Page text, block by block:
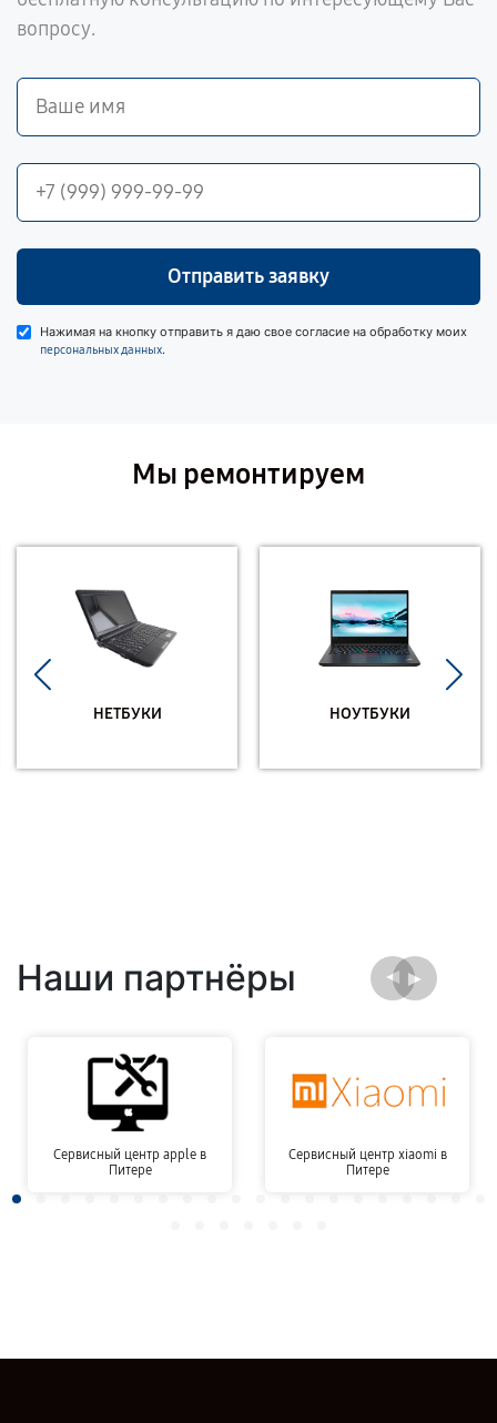
вопросу.
Отправить заявку
Нажимая на кнопку отправить я даю свое согласие на обработку моих
персональных данных.
Мы ремонтируем
НЕТБУКИ НОУТБУКИ
Наши партнёры
Сервисный центр apple в
Питере
Сервисный центр xiaomi в
Питере